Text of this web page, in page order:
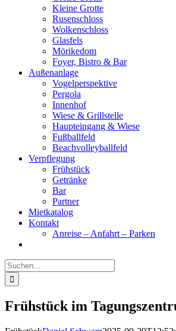
Kleine Grotte
Rusenschloss
Wolkenschloss
Glasfels
Mörikedom
Foyer, Bistro & Bar
Außenanlage
Vogelperspektive
Pergola
Innenhof
Wiese & Grillstelle
Haupteingang & Wiese
Fußballfeld
Beachvolleyballfeld
Verpflegung
Frühstück
Getränke
Bar
Partner
Mietkatalog
Kontakt
Anreise – Anfahrt – Parken
Suche
nach:
Frühstück im